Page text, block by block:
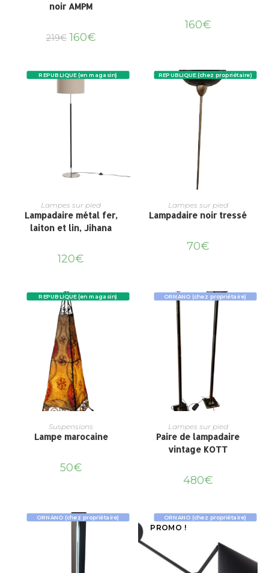
noir AMPM
219€ 160€
160€
REPUBLIQUE (en magasin)
Lampes sur pied
Lampadaire métal fer,
laiton et lin, Jihana
120€
REPUBLIQUE (chez propriétaire)
Lampes sur pied
Lampadaire noir tressé
70€
REPUBLIQUE (en magasin)
Suspensions
Lampe marocaine
50€
ORNANO (chez propriétaire)
Lampes sur pied
Paire de lampadaire
vintage KOTT
480€
ORNANO (chez propriétaire) ORNANO (chez propriétaire)
PROMO !